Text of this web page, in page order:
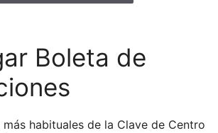
Boleta de
habituales de la Clave de Centro